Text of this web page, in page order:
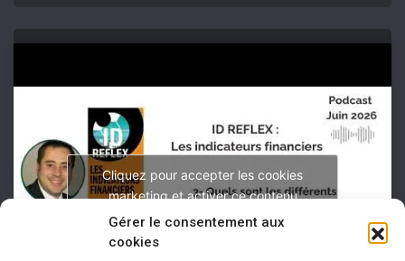
Gérer le consentement aux
cookies
Cliquez pour accepter les cookies
marketing et activer ce contenu